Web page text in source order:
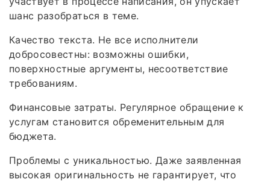
шанс разобраться в теме.
Качество текста. Не все исполнители
добросовестны: возможны ошибки,
поверхностные аргументы, несоответствие
требованиям.
Финансовые затраты. Регулярное обращение к
услугам становится обременительным для
бюджета.
Проблемы с уникальностью. Даже заявленная
высокая оригинальность не гарантирует, что